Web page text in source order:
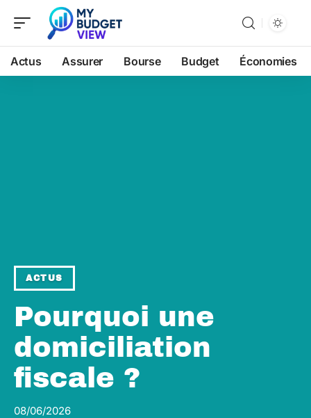
Actus Assurer Bourse Budget Économies
ACTUS
Pourquoi une
domiciliation
fiscale ?
08/06/2026